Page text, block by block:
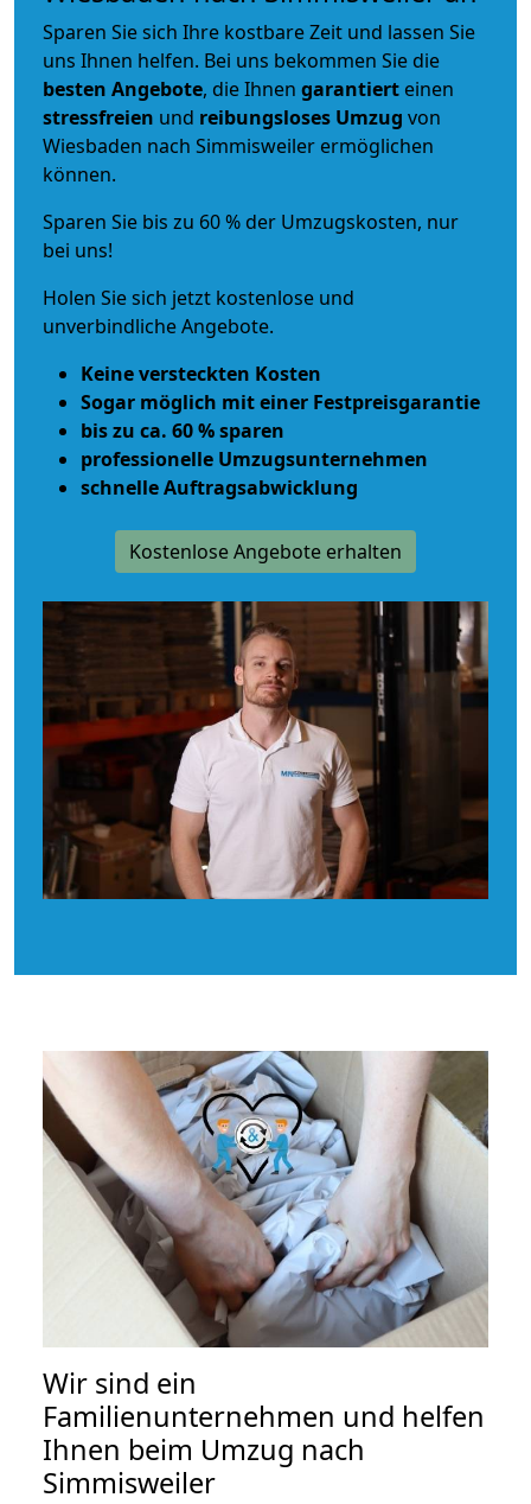
Sparen Sie sich Ihre kostbare Zeit und lassen Sie
uns Ihnen helfen. Bei uns bekommen Sie die
besten Angebote, die Ihnen garantiert einen
stressfreien und reibungsloses Umzug von
Wiesbaden nach Simmisweiler ermöglichen
können.
Sparen Sie bis zu 60 % der Umzugskosten, nur
bei uns!
Holen Sie sich jetzt kostenlose und
unverbindliche Angebote.
Keine versteckten Kosten
Sogar möglich mit einer Festpreisgarantie
bis zu ca. 60 % sparen
professionelle Umzugsunternehmen
schnelle Auftragsabwicklung
Kostenlose Angebote erhalten
Wir sind ein
Familienunternehmen und helfen
Ihnen beim Umzug nach
Simmisweiler